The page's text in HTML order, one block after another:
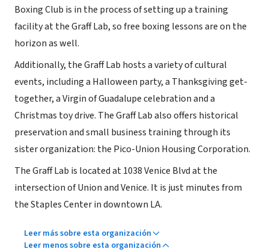
Boxing Club is in the process of setting up a training
facility at the Graff Lab, so free boxing lessons are on the
horizon as well.
Additionally, the Graff Lab hosts a variety of cultural
events, including a Halloween party, a Thanksgiving get-
together, a Virgin of Guadalupe celebration and a
Christmas toy drive. The Graff Lab also offers historical
preservation and small business training through its
sister organization: the Pico-Union Housing Corporation.
The Graff Lab is located at 1038 Venice Blvd at the
intersection of Union and Venice. It is just minutes from
the Staples Center in downtown LA.
Leer más sobre esta organización
Leer menos sobre esta organización